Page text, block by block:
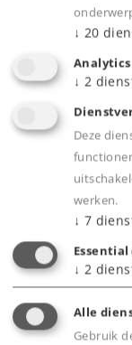
Art.-No. 41712
Märklin
klas voor
49,99
Leverbaar
↓ 20
Analytics
↓ 2
Deze
werken.
↓ 7
Essential
↓ 2
Alle
Gebruik